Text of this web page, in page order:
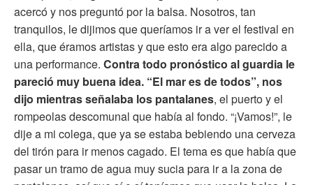
acercó y nos preguntó por la balsa. Nosotros, tan
tranquilos, le dijimos que queríamos ir a ver el festival en
ella, que éramos artistas y que esto era algo parecido a
una performance. Contra todo pronóstico al guardia le
pareció muy buena idea. “El mar es de todos”, nos
dijo mientras señalaba los pantalanes, el puerto y el
rompeolas descomunal que había al fondo. “¡Vamos!”, le
dije a mi colega, que ya se estaba bebiendo una cerveza
del tirón para ir menos cagado. El tema es que había que
pasar un tramo de agua muy sucia para ir a la zona de